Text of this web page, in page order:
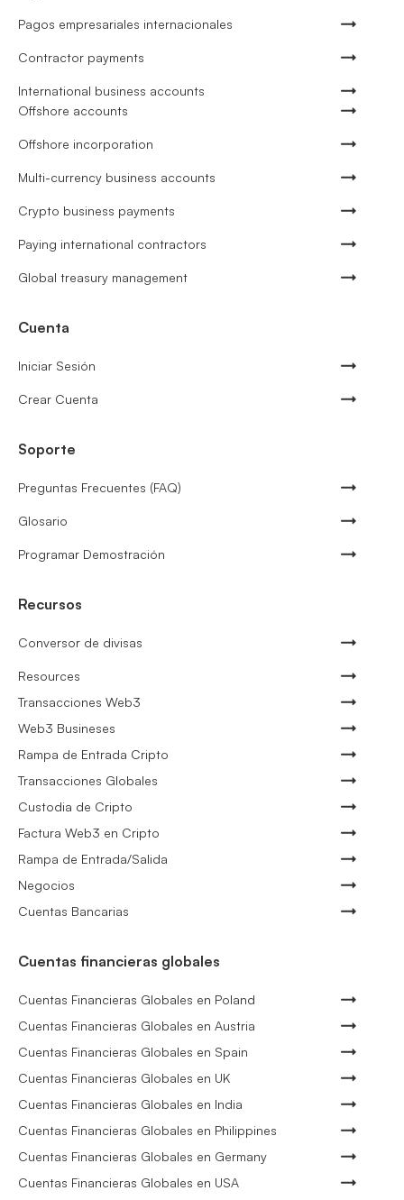
Pagos empresariales internacionales
Contractor payments
International business accounts
Offshore accounts
Offshore incorporation
Multi-currency business accounts
Crypto business payments
Paying international contractors
Global treasury management
Cuenta
Iniciar Sesión
Crear Cuenta
Soporte
Preguntas Frecuentes (FAQ)
Glosario
Programar Demostración
Recursos
Conversor de divisas
Resources
Transacciones Web3
Web3 Busineses
Rampa de Entrada Cripto
Transacciones Globales
Custodia de Cripto
Factura Web3 en Cripto
Rampa de Entrada/Salida
Negocios
Cuentas Bancarias
Cuentas financieras globales
Cuentas Financieras Globales en Poland
Cuentas Financieras Globales en Austria
Cuentas Financieras Globales en Spain
Cuentas Financieras Globales en UK
Cuentas Financieras Globales en India
Cuentas Financieras Globales en Philippines
Cuentas Financieras Globales en Germany
Cuentas Financieras Globales en USA